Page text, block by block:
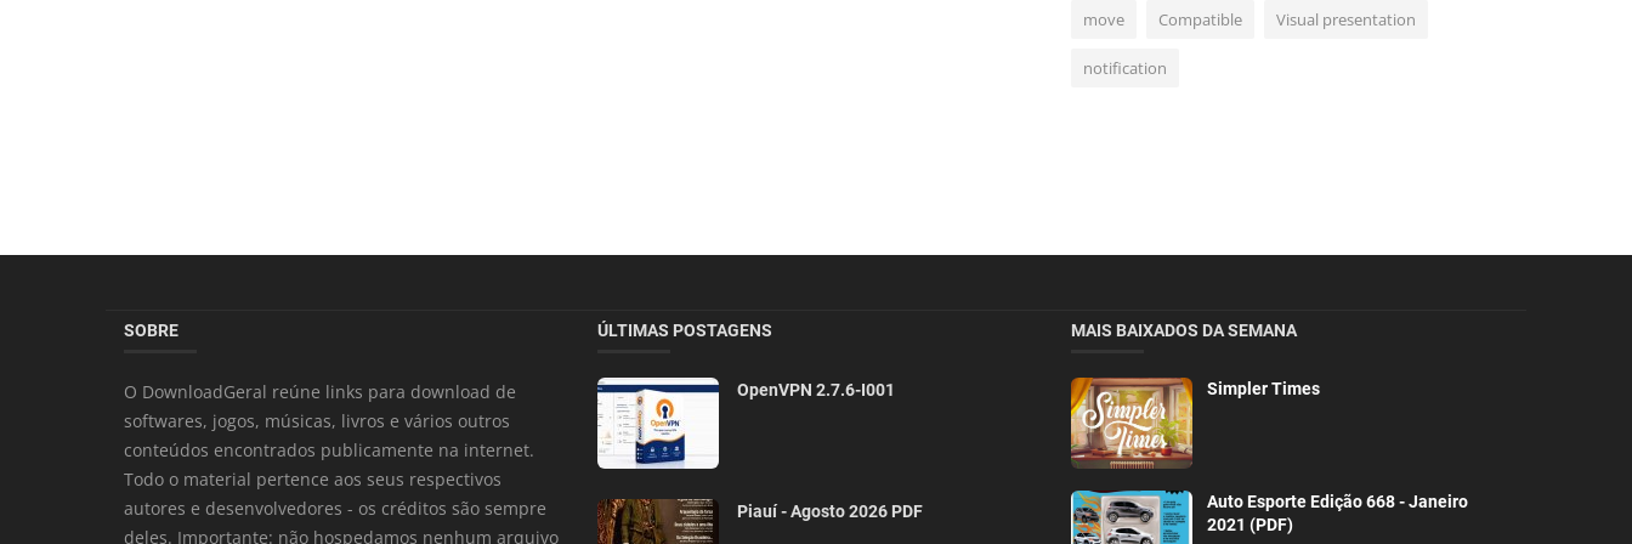
move Compatible Visual presentation
notification
SOBRE
O DownloadGeral reúne links para download de
softwares, jogos, músicas, livros e vários outros
conteúdos encontrados publicamente na internet.
Todo o material pertence aos seus respectivos
autores e desenvolvedores - os créditos são sempre
deles. Importante: não hospedamos nenhum arquivo
ÚLTIMAS POSTAGENS
OpenVPN 2.7.6-I001
Piauí - Agosto 2026 PDF
MAIS BAIXADOS DA SEMANA
Simpler Times
Auto Esporte Edição 668 - Janeiro
2021 (PDF)